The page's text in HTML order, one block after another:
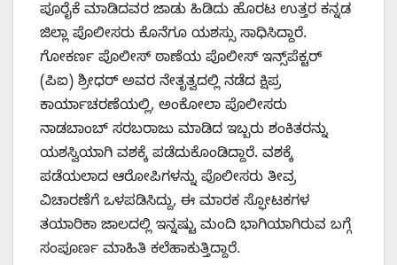
ಪೂರೈಕೆ ಮಾಡಿದವರ ಜಾಡು ಹಿಡಿದು ಹೊರಟ ಉತ್ತರ ಕನ್ನಡ
ಜಿಲ್ಲಾ ಪೊಲೀಸರು ಕೊನೆಗೂ ಯಶಸ್ಸು ಸಾಧಿಸಿದ್ದಾರೆ.
ಗೋಕರ್ಣ ಪೊಲೀಸ್ ಠಾಣೆಯ ಪೊಲೀಸ್ ಇನ್ಸ್‌ಪೆಕ್ಟರ್
(ಪಿಐ) ಶ್ರೀಧರ್ ಅವರ ನೇತೃತ್ವದಲ್ಲಿ ನಡೆದ ಕ್ಷಿಪ್ರ
ಕಾರ್ಯಾಚರಣೆಯಲ್ಲಿ, ಅಂಕೋಲಾ ಪೊಲೀಸರು
ನಾಡಬಾಂಬ್ ಸರಬರಾಜು ಮಾಡಿದ ಇಬ್ಬರು ಶಂಕಿತರನ್ನು
ಯಶಸ್ವಿಯಾಗಿ ವಶಕ್ಕೆ ಪಡೆದುಕೊಂಡಿದ್ದಾರೆ. ವಶಕ್ಕೆ
ಪಡೆಯಲಾದ ಆರೋಪಿಗಳನ್ನು ಪೊಲೀಸರು ತೀವ್ರ
ವಿಚಾರಣೆಗೆ ಒಳಪಡಿಸಿದ್ದು, ಈ ಮಾರಕ ಸ್ಫೋಟಕಗಳ
ತಯಾರಿಕಾ ಜಾಲದಲ್ಲಿ ಇನ್ನಷ್ಟು ಮಂದಿ ಭಾಗಿಯಾಗಿರುವ ಬಗ್ಗೆ
ಸಂಪೂರ್ಣ ಮಾಹಿತಿ ಕಲೆಹಾಕುತ್ತಿದ್ದಾರೆ.